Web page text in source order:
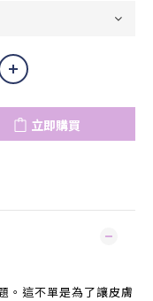
立即購買
。這不單是為了讓皮膚